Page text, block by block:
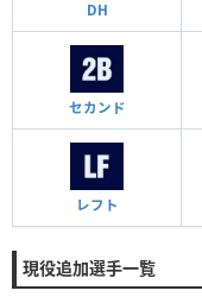
DH
セカンド
レフト
現役追加選手一覧